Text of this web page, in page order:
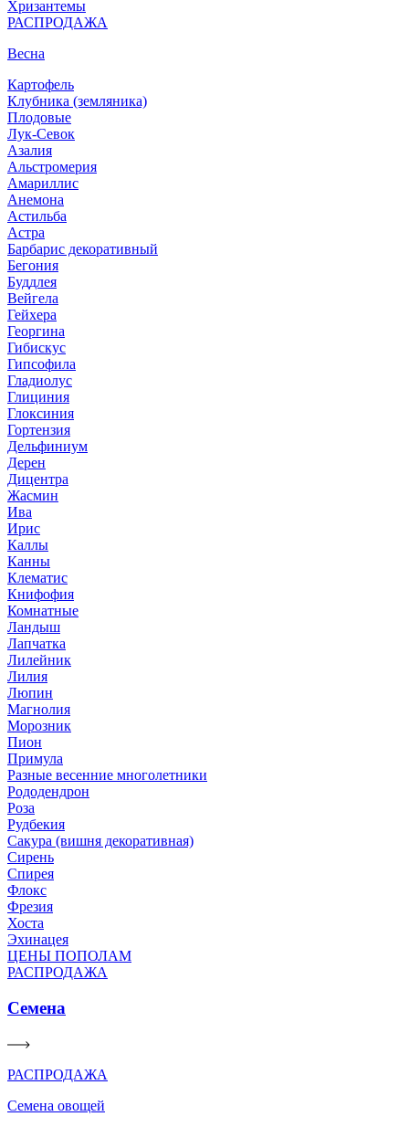
Хризантемы
РАСПРОДАЖА
Весна
Картофель
Клубника (земляника)
Плодовые
Лук-Севок
Азалия
Альстромерия
Амариллис
Анемона
Астильба
Астра
Барбарис декоративный
Бегония
Буддлея
Вейгела
Гейхера
Георгина
Гибискус
Гипсофила
Гладиолус
Глициния
Глоксиния
Гортензия
Дельфиниум
Дерен
Дицентра
Жасмин
Ива
Ирис
Каллы
Канны
Клематис
Книфофия
Комнатные
Ландыш
Лапчатка
Лилейник
Лилия
Люпин
Магнолия
Морозник
Пион
Примула
Разные весенние многолетники
Рододендрон
Роза
Рудбекия
Сакура (вишня декоративная)
Сирень
Спирея
Флокс
Фрезия
Хоста
Эхинацея
ЦЕНЫ ПОПОЛАМ
РАСПРОДАЖА
Семена
РАСПРОДАЖА
Семена овощей